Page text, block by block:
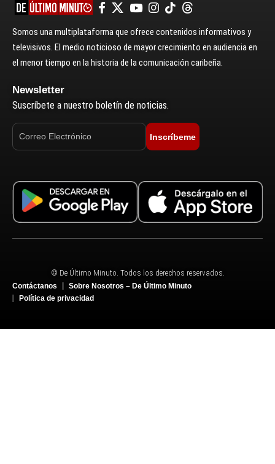
Somos una multiplataforma que ofrece contenidos informativos y
televisivos. El medio noticioso de mayor crecimiento en audiencia en
el menor tiempo en la historia de la comunicación caribeña.
Newsletter
Suscríbete a nuestro boletín de noticias.
Inscríbeme
© De Último Minuto. Todos los derechos reservados.
Contáctanos
Sobre Nosotros – De Último Minuto
Política de privacidad